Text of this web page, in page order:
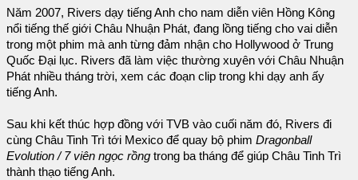
Năm 2007, Rivers dạy tiếng Anh cho nam diễn viên Hồng Kông
nổi tiếng thế giới Châu Nhuận Phát, đang lồng tiếng cho vai diễn
trong một phim mà anh từng đảm nhận cho Hollywood ở Trung
Quốc Đại lục. Rivers đã làm việc thường xuyên với Châu Nhuận
Phát nhiều tháng trời, xem các đoạn clip trong khi dạy anh ấy
tiếng Anh.
Sau khi kết thúc hợp đồng với TVB vào cuối năm đó, Rivers đi
cùng Châu Tinh Trì tới Mexico để quay bộ phim Dragonball
Evolution / 7 viên ngọc rồng trong ba tháng để giúp Châu Tinh Trì
thành thạo tiếng Anh.